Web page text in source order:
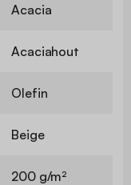
Acacia
Acaciahout
Olefin
Beige
200 g/m²